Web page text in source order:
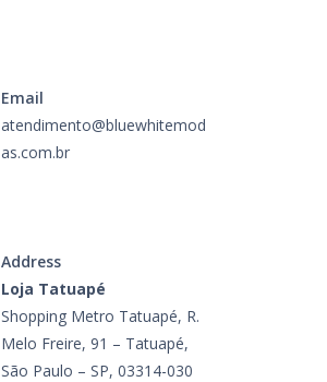
Email
atendimento@bluewhitemod
as.com.br
Address
Loja Tatuapé
Shopping Metro Tatuapé, R.
Melo Freire, 91 – Tatuapé,
São Paulo – SP, 03314-030